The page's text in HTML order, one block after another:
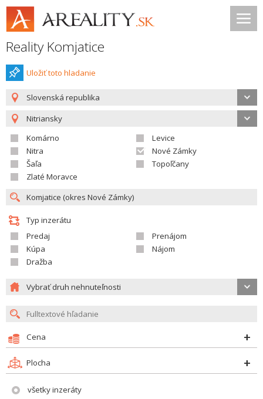
Reality Komjatice
Uložiť toto hladanie
Slovenská republika
Nitriansky
Komárno
Levice
Nitra
Nové Zámky
Šaľa
Topoľčany
Zlaté Moravce
Typ inzerátu
Predaj
Prenájom
Kúpa
Nájom
Dražba
Vybrať druh nehnuteľnosti
Cena
Plocha
všetky inzeráty